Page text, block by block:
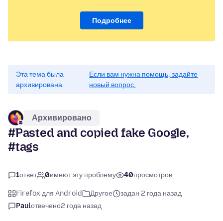
Подробнее
Эта тема была
архивирована.
Если вам нужна помощь, задайте
новый вопрос.
Архивировано
#Pasted and copied fake Google,
#tags
1ответ 0имеют эту проблему 40просмотров
Firefox для Android Другое
задан 2 года назад
Paulотвечено2 года назад